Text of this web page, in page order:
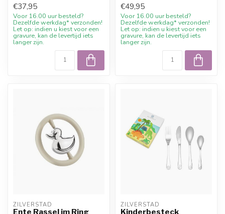
Willkommensraba...
€37,95
Voor 16.00 uur besteld?
Dezelfde werkdag* verzonden!
Let op: indien u kiest voor een
gravure, kan de levertijd iets
langer zijn.
€49,95
Voor 16.00 uur besteld?
Dezelfde werkdag* verzonden!
Let op: indien u kiest voor een
gravure, kan de levertijd iets
langer zijn.
ZILVERSTAD
Ente Rassel im Ring
ZILVERSTAD
Kinderbesteck